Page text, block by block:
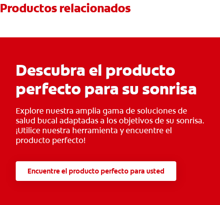
Productos relacionados
Descubra el producto
perfecto para su sonrisa
Explore nuestra amplia gama de soluciones de
salud bucal adaptadas a los objetivos de su sonrisa.
¡Utilice nuestra herramienta y encuentre el
producto perfecto!
Encuentre el producto perfecto para usted